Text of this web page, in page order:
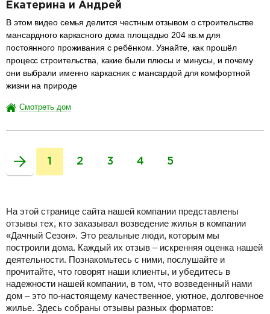
Екатерина и Андрей
В этом видео семья делится честным отзывом о строительстве
мансардного каркасного дома площадью 204 кв.м для
постоянного проживания с ребёнком. Узнайте, как прошёл
процесс строительства, какие были плюсы и минусы, и почему
они выбрали именно каркасник с мансардой для комфортной
жизни на природе
Смотреть дом
1 2 3 4 5
На этой странице сайта нашей компании представлены
отзывы тех, кто заказывал возведение жилья в компании
«Дачный Сезон». Это реальные люди, которым мы
построили дома. Каждый их отзыв – искренняя оценка нашей
деятельности. Познакомьтесь с ними, послушайте и
прочитайте, что говорят наши клиенты, и убедитесь в
надежности нашей компании, в том, что возведенный нами
дом – это по-настоящему качественное, уютное, долговечное
жилье. Здесь собраны отзывы разных форматов: